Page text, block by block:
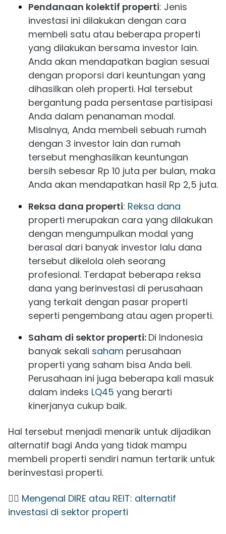
Pendanaan kolektif properti: Jenis
investasi ini dilakukan dengan cara
membeli satu atau beberapa properti
yang dilakukan bersama investor lain.
Anda akan mendapatkan bagian sesuai
dengan proporsi dari keuntungan yang
dihasilkan oleh properti. Hal tersebut
bergantung pada persentase partisipasi
Anda dalam penanaman modal.
Misalnya, Anda membeli sebuah rumah
dengan 3 investor lain dan rumah
tersebut menghasilkan keuntungan
bersih sebesar Rp 10 juta per bulan, maka
Anda akan mendapatkan hasil Rp 2,5 juta.
Reksa dana properti: Reksa dana
properti merupakan cara yang dilakukan
dengan mengumpulkan modal yang
berasal dari banyak investor lalu dana
tersebut dikelola oleh seorang
profesional. Terdapat beberapa reksa
dana yang berinvestasi di perusahaan
yang terkait dengan pasar properti
seperti pengembang atau agen properti.
Saham di sektor properti: Di Indonesia
banyak sekali saham perusahaan
properti yang saham bisa Anda beli.
Perusahaan ini juga beberapa kali masuk
dalam indeks LQ45 yang berarti
kinerjanya cukup baik.
Hal tersebut menjadi menarik untuk dijadikan
alternatif bagi Anda yang tidak mampu
membeli properti sendiri namun tertarik untuk
berinvestasi properti.
👉🏻 Mengenal DIRE atau REIT: alternatif
investasi di sektor properti